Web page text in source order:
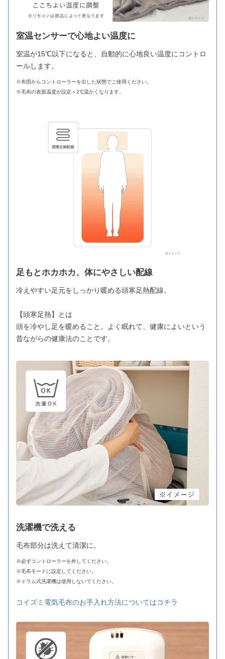
室温センサーで心地よい温度に
室温が15℃以下になると、自動的に心地良い温度にコントロ
ールします。
※布団からコントローラーを出した状態でご使用ください。
※毛布の表面温度が設定＋2℃温かくなります。
足もとホカホカ、体にやさしい配線
冷えやすい足元をしっかり暖める頭寒足熱配線。
【頭寒足熱】とは
頭を冷やし足を暖めること。よく眠れて、健康によいという
昔ながらの健康法のことです。
洗濯機で洗える
毛布部分は洗えて清潔に。
※必ずコントローラーを外してください。
※毛布モードに設定してください。
※ドラム式洗濯機は使用しないでください。
コイズミ電気毛布のお手入れ方法についてはコチラ